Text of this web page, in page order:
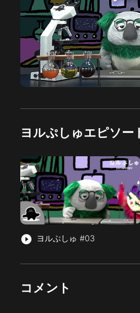
ヨルぷしゅエピソー
play_circle_filled ヨルぷしゅ #03
コメント